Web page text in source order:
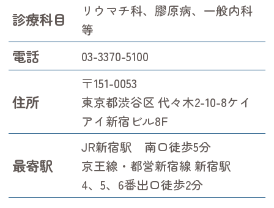
診療科目
リウマチ科、膠原病、一般内科
等
電話 03-3370-5100
住所
〒151-0053
東京都渋谷区 代々木2-10-8ケイ
アイ新宿ビル8F
最寄駅
JR新宿駅 南口徒歩5分
京王線・都営新宿線 新宿駅
4、5、6番出口徒歩2分